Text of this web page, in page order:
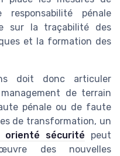
responsabilité pénale
sur la traçabilité des
et la formation des
doit donc articuler
de terrain
pénale ou de faute
de transformation, un
orienté sécurité peut
des nouvelles